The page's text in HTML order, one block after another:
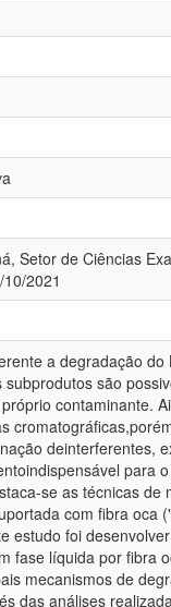
Setor de Ciências
2021
a degradação do
são
contaminante.
deinterferentes,
para
se as técnicas de
com fibra oca
estudo foi
fase líquida por fibra
mecanismos de
das análises